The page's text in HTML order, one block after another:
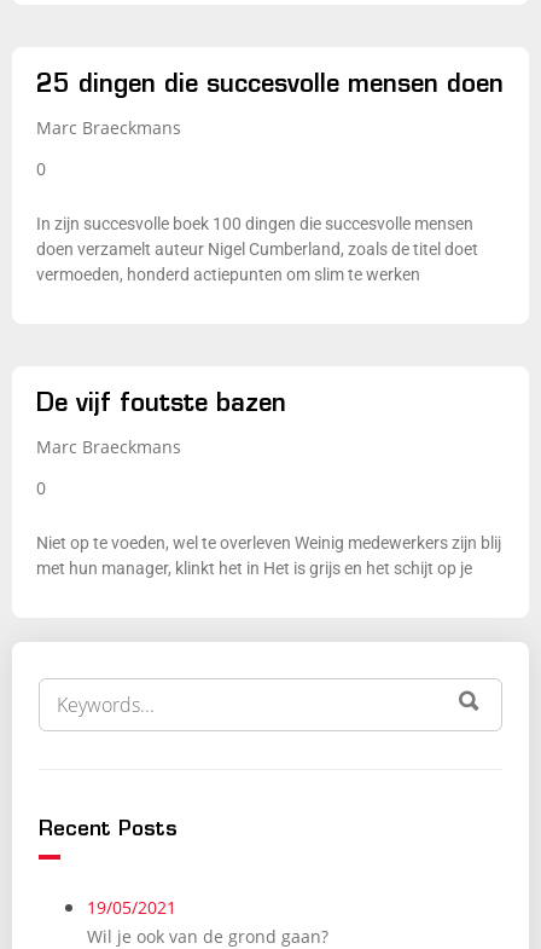
25 dingen die succesvolle mensen doen
Marc Braeckmans
0
In zijn succesvolle boek 100 dingen die succesvolle mensen
doen verzamelt auteur Nigel Cumberland, zoals de titel doet
vermoeden, honderd actiepunten om slim te werken
De vijf foutste bazen
Marc Braeckmans
0
Niet op te voeden, wel te overleven Weinig medewerkers zijn blij
met hun manager, klinkt het in Het is grijs en het schijt op je
Recent Posts
19/05/2021
Wil je ook van de grond gaan?